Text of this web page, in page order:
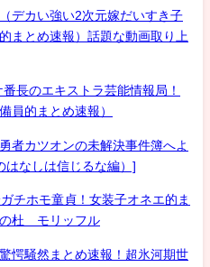
デカい強い2次元嫁だいすき子
まとめ速報）話題な動画取り上
長のエキストラ芸能情報局！
員的まとめ速報）
者カツオンの未解決事件簿へよ
はなしは信じるな編）]
ホモ童貞！女装子オネエ的ま
の杜 モリッフル
愕騒然まとめ速報！超氷河期世